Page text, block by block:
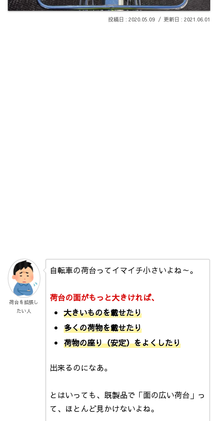
2020.05.09 2021.06.01
荷台を拡張し
たい人
自転車の荷台ってイマイチ小さいよね～。
荷台の面がもっと大きければ、
大きいものを載せたり
多くの荷物を載せたり
荷物の座り（安定）をよくしたり
出来るのになあ。
とはいっても、既製品で「面の広い荷台」っ
て、ほとんど見かけないよね。